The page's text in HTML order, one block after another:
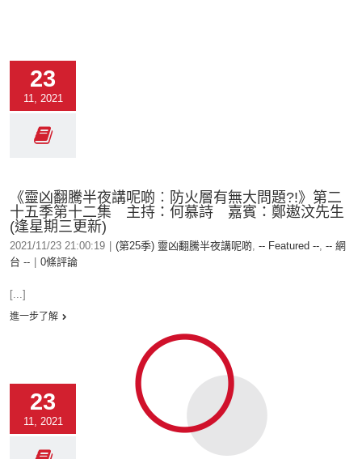
23
11, 2021
《靈凶翻騰半夜講呢啲︰防火層有無大問題?!》第二
十五季第十二集 主持：何慕詩 嘉賓：鄭遨汶先生
(逢星期三更新)
2021/11/23 21:00:19 (第25季) 靈凶翻騰半夜講呢啲, -- Featured --, -- 網
台 --
0條評論
[...]
進一步了解
23
11, 2021